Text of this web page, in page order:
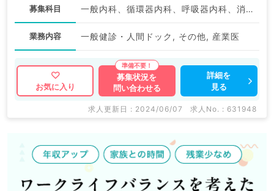
募集科目 一般内科、循環器内科、呼吸器内科、消化器内科、内分泌・代謝内科、健診・人間ドック
業務内容 一般健診・人間ドック, その他, 産業医
お気に入り
募集状況を
問い合わせる
詳細を
見る
求人更新日 : 2024/06/07 求人No. : 631948